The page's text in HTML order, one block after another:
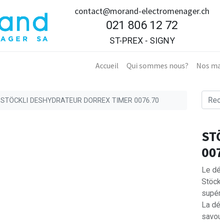
contact@morand-electromenager.ch
021 806 12 72
ST-PREX - SIGNY
Accueil​ Qui sommes nous? Nos
STÖCKLI DESHYDRATEUR DORREX TIMER 0076.70
Le
La